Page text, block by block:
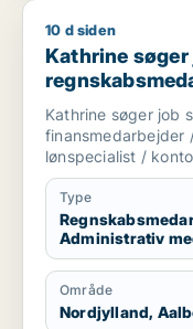
Kathrine søger job
10 d siden
Kathrine søger
medarbejder /
Kathrine søger job
finansmedarbejder
lønspecialist /
Type
Administrativ
Område
Nordjylland,